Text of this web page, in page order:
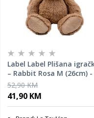
Label Label Plišana
– Rabbit Rosa M (26cm) -
Nougat
52,90 KM
41,90 KM